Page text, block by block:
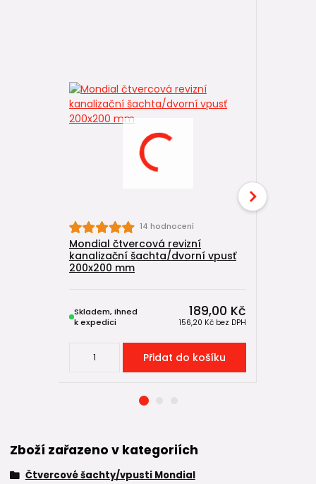
14 hodnocení
Mondial čtvercová revizní
kanalizační šachta/dvorní vpusť
200x200 mm
189,00 Kč
156,20 Kč bez DPH
Skladem, ihned
k expedici
Přidat do košíku
Zboží zařazeno v kategoriích
Čtvercové šachty/vpusti Mondial